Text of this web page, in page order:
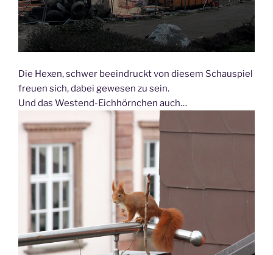
Die Hexen, schwer beeindruckt von diesem Schauspiel
freuen sich, dabei gewesen zu sein.
Und das Westend-Eichhörnchen auch…